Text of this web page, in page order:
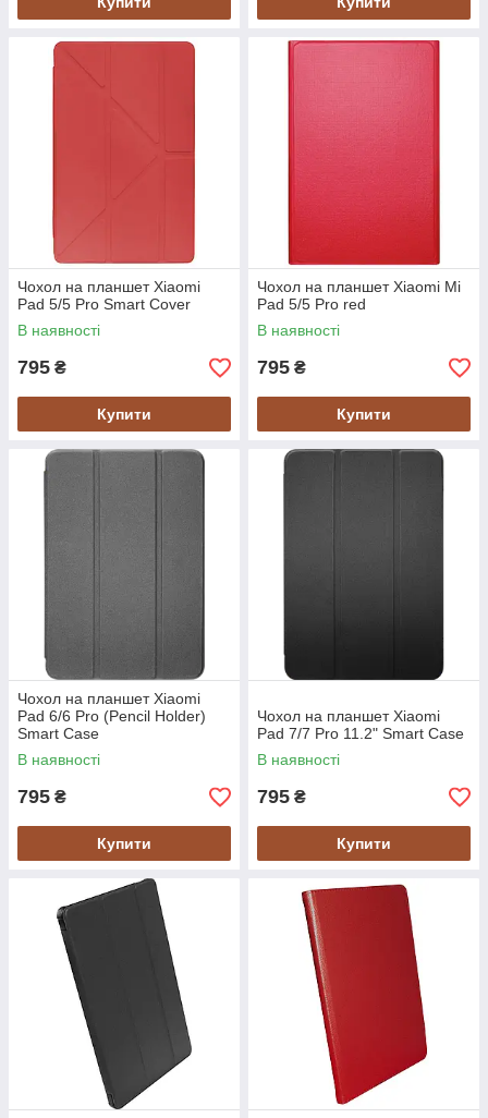
Чохол на планшет Xiaomi
Pad 5/5 Pro Smart Cover
В наявності
795 ₴
Купити
Чохол на планшет Xiaomi Mi
Pad 5/5 Pro red
В наявності
795 ₴
Купити
Чохол на планшет Xiaomi
Pad 6/6 Pro (Pencil Holder)
Smart Case
В наявності
795 ₴
Купити
Чохол на планшет Xiaomi
Pad 7/7 Pro 11.2" Smart Case
В наявності
795 ₴
Купити